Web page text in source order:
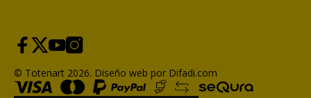
© Totenart 2026. Diseño web por Difadi.com